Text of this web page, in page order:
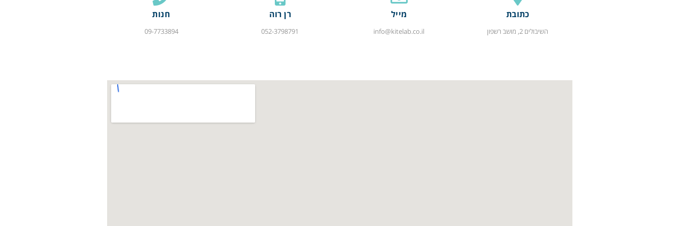
כתובת
השיבולים 2, מושב רשפון
מייל
info@kitelab.co.il
רן רוה
052-3798791
חנות
09-7733894